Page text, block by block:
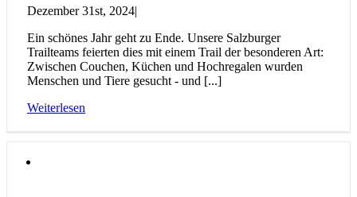
Dezember 31st, 2024|
Ein schönes Jahr geht zu Ende. Unsere Salzburger
Trailteams feierten dies mit einem Trail der besonderen Art:
Zwischen Couchen, Küchen und Hochregalen wurden
Menschen und Tiere gesucht - und [...]
Weiterlesen